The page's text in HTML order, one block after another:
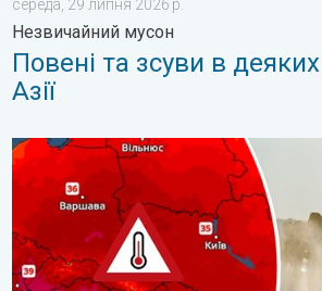
середа, 29 липня 2026 р.
Незвичайний мусон
Повені та зсуви в
Азії
Екстремальна спека у Східній